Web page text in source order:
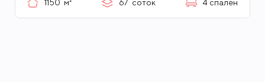
1150 м² 67 соток 4 спален